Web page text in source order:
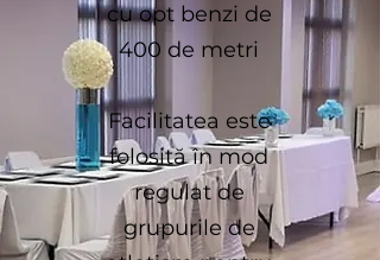
cu opt benzi de
400 de metri
Facilitatea este
folosită în mod
regulat de
grupurile de